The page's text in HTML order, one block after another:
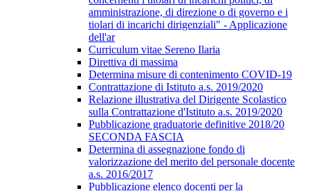
amministrazione, di direzione o di governo e i
tiolari di incarichi dirigenziali" - Applicazione
dell'ar
Curriculum vitae Sereno Ilaria
Direttiva di massima
Determina misure di contenimento COVID-19
Contrattazione di Istituto a.s. 2019/2020
Relazione illustrativa del Dirigente Scolastico
sulla Contrattazione d'Istituto a.s. 2019/2020
Pubblicazione graduatorie definitive 2018/20
SECONDA FASCIA
Determina di assegnazione fondo di
valorizzazione del merito del personale docente
a.s. 2016/2017
Pubblicazione elenco docenti per la